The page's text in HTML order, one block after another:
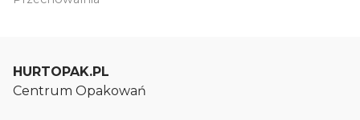
HURTOPAK.PL
Centrum Opakowań